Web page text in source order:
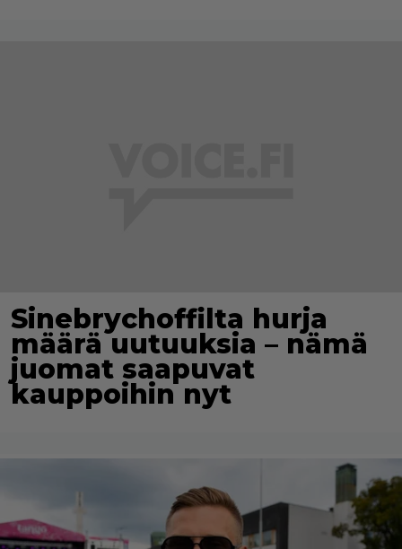
Sinebrychoffilta hurja
määrä uutuuksia – nämä
juomat saapuvat
kauppoihin nyt